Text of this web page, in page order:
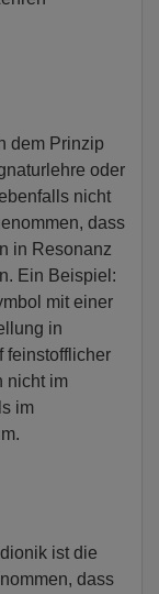
dem Prinzip
oder
nicht
dass
in Resonanz
Ein Beispiel:
mit einer
in
feinstofflicher
nicht im
im
ist die
dass